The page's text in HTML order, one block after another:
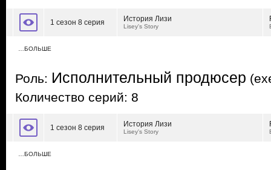
1 сезон 8 серия История Лизи
Lisey's Story
…БОЛЬШЕ
Роль: Исполнительный продюсер
Количество серий: 8
1 сезон 8 серия История Лизи
Lisey's Story
…БОЛЬШЕ